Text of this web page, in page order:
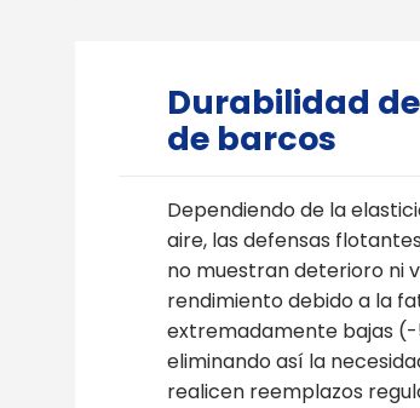
Durabilidad
de barcos
Dependiendo de la
aire, las defensas
no muestran deterioro ni
rendimiento debido a la
extremadamente bajas (-
eliminando así la
realicen reemplazos